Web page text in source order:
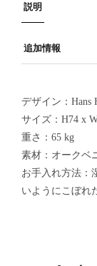
説明
追加情報
デザイン：Hans
サイズ：H74 x
重さ：65 kg
素材：オークベ
お手入れ方法：
いようにこぼれ